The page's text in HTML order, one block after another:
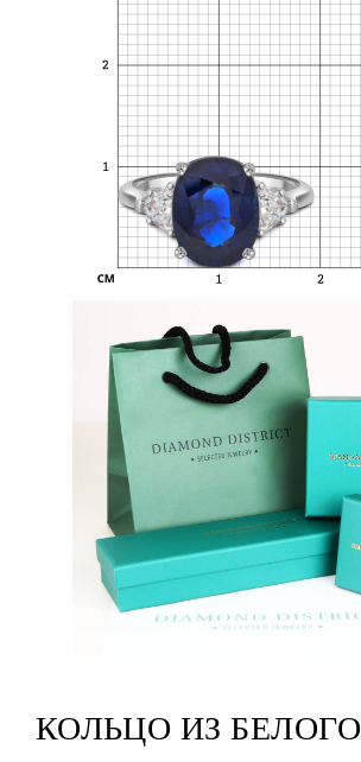
КОЛЬЦО ИЗ БЕЛОГО